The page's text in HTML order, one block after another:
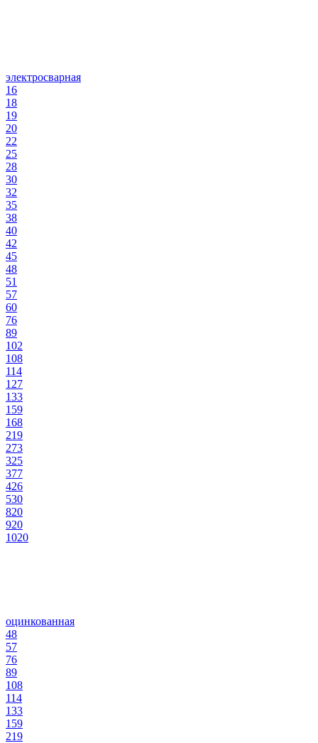
электросварная
16
18
19
20
22
25
28
30
32
35
38
40
42
45
48
51
57
60
76
89
102
108
114
127
133
159
168
219
273
325
377
426
530
820
920
1020
оцинкованная
48
57
76
89
108
114
133
159
219